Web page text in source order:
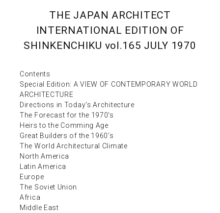
THE JAPAN ARCHITECT
INTERNATIONAL EDITION OF
SHINKENCHIKU vol.165 JULY 1970
Contents
Special Edition: A VIEW OF CONTEMPORARY WORLD
ARCHITECTURE
Directions in Today's Architecture
The Forecast for the 1970's
Heirs to the Comming Age
Great Builders of the 1960's
The World Architectural Climate
North America
Latin America
Europe
The Soviet Union
Africa
Middle East